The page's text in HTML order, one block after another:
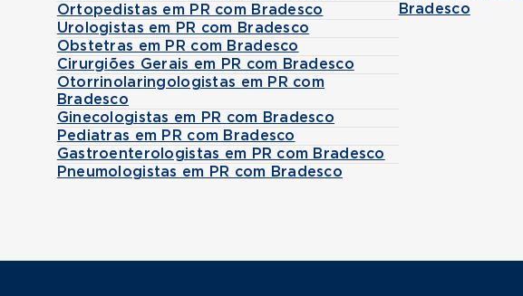
Ortopedistas em PR com Bradesco
Urologistas em PR com Bradesco
Obstetras em PR com Bradesco
Cirurgiões Gerais em PR com Bradesco
Otorrinolaringologistas em PR com
Bradesco
Ginecologistas em PR com Bradesco
Pediatras em PR com Bradesco
Gastroenterologistas em PR com Bradesco
Pneumologistas em PR com Bradesco
Bradesco